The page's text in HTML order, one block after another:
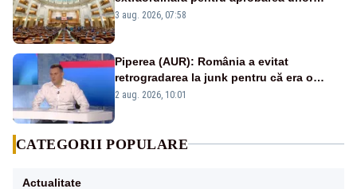
jaloane din PNRR
3 aug. 2026, 07:58
Piperea (AUR): România a evitat
retrogradarea la junk pentru că era o
catastrofă pentru bănci și fondurile de
2 aug. 2026, 10:01
CATEGORII POPULARE
Actualitate